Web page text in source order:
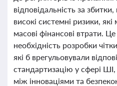
відповідальність за
високі системні ризики,
масові фінансові втрати.
необхідність розробки
які б врегульовували
стандартизацію у сфері
між інноваціями та